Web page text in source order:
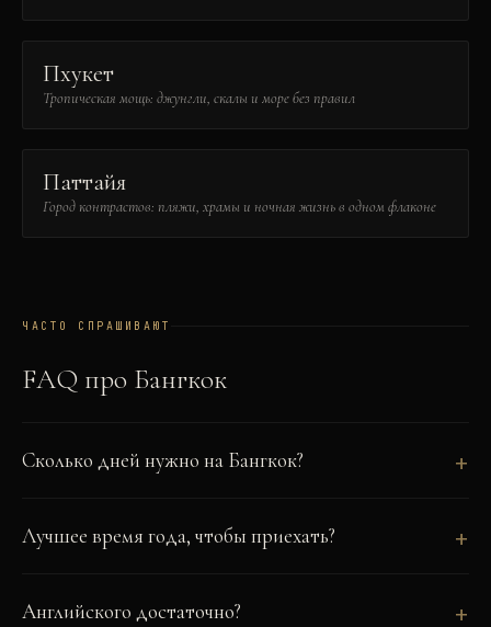
Пхукет
Тропическая мощь: джунгли, скалы и море без правил
Паттайя
Город контрастов: пляжи, храмы и ночная жизнь в одном флаконе
ЧАСТО СПРАШИВАЮТ
FAQ про Бангкок
Сколько дней нужно на Бангкок?
Лучшее время года, чтобы приехать?
Английского достаточно?